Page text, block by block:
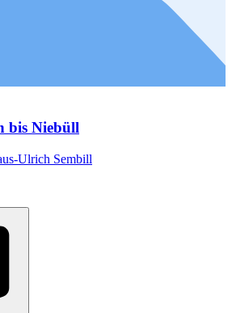
bis Niebüll
Ulrich Sembill